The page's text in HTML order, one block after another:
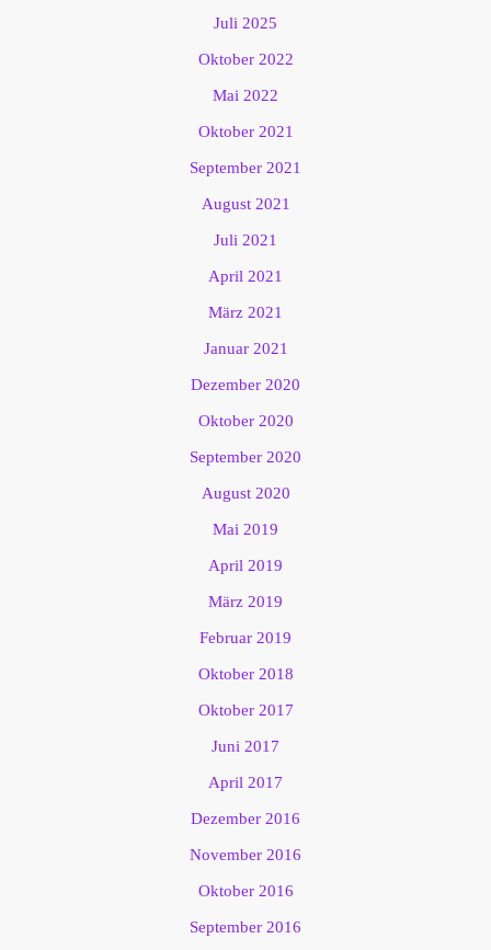
Juli 2025
Oktober 2022
Mai 2022
Oktober 2021
September 2021
August 2021
Juli 2021
April 2021
März 2021
Januar 2021
Dezember 2020
Oktober 2020
September 2020
August 2020
Mai 2019
April 2019
März 2019
Februar 2019
Oktober 2018
Oktober 2017
Juni 2017
April 2017
Dezember 2016
November 2016
Oktober 2016
September 2016